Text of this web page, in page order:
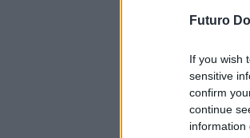
Futuro
If you wish
sensitive
confirm
continue
information